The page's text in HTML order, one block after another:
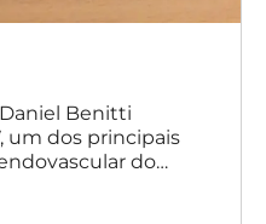
Benitti
um dos principais
do
no tratamento